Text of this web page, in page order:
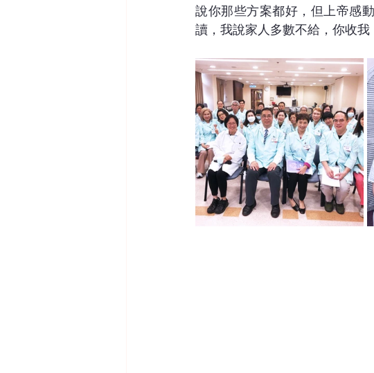
說你那些方案都好，但上帝感
讀，我說家人多數不給，你收我